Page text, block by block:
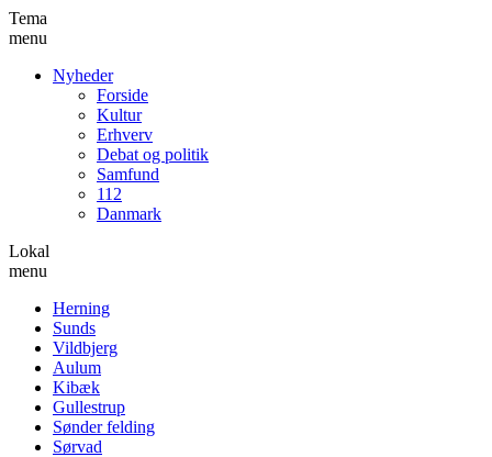
Tema
menu
Nyheder
Forside
Kultur
Erhverv
Debat og politik
Samfund
112
Danmark
Lokal
menu
Herning
Sunds
Vildbjerg
Aulum
Kibæk
Gullestrup
Sønder felding
Sørvad